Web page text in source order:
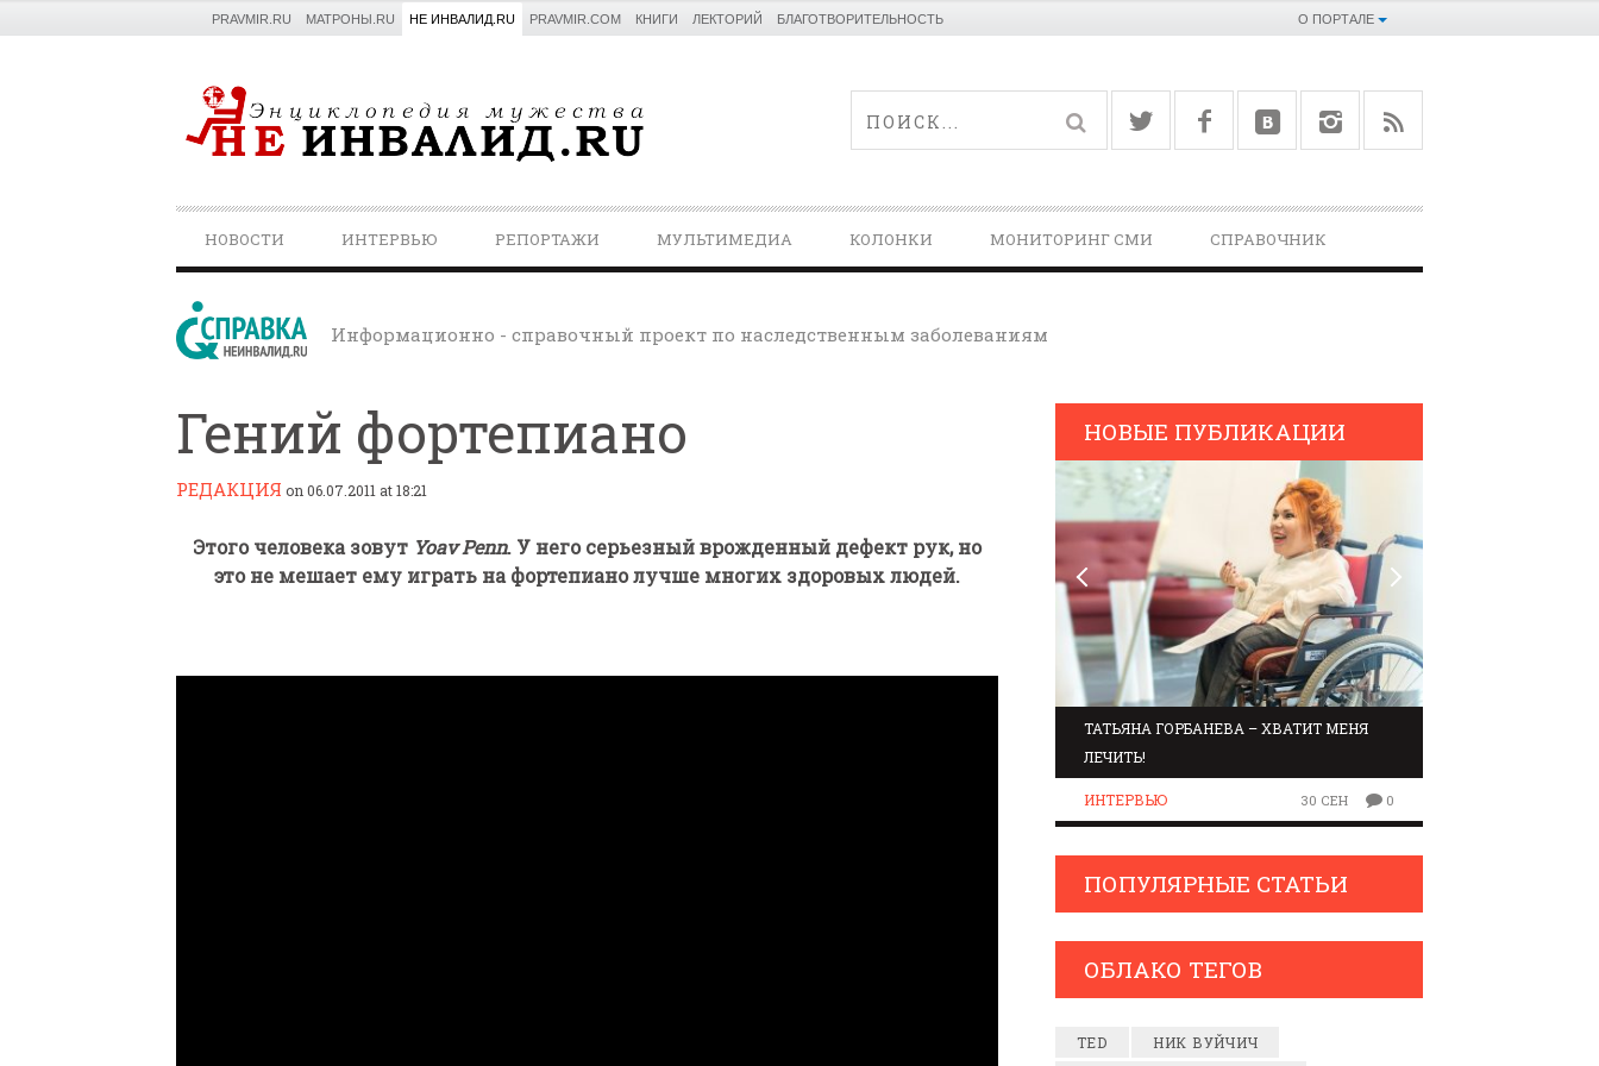
О ПОРТАЛЕ
PRAVMIR.RU МАТРОНЫ.RU НЕ ИНВАЛИД.RU PRAVMIR.COM КНИГИ ЛЕКТОРИЙ БЛАГОТВОРИТЕЛЬНОСТЬ
NAVIGATION
НОВОСТИ ИНТЕРВЬЮ РЕПОРТАЖИ МУЛЬТИМЕДИА КОЛОНКИ МОНИТОРИНГ СМИ СПРАВОЧНИК­
Информационно - справочный проект по наследственным заболеваниям
Гений фортепиано
РЕДАКЦИЯ on 06.07.2011 at 18:21
Этого человека зовут Yoav Penn. У него серьезный врожденный дефект рук, но
это не мешает ему играть на фортепиано лучше многих здоровых людей.
НОВЫЕ ПУБЛИКАЦИИ
ТАТЬЯНА ГОРБАНЕВА – ХВАТИТ МЕНЯ
ЛЕЧИТЬ!
ИНТЕРВЬЮ 30 СЕН 0
ПОПУЛЯРНЫЕ СТАТЬИ
ОБЛАКО ТЕГОВ
TED
НИК ВУЙЧИЧ